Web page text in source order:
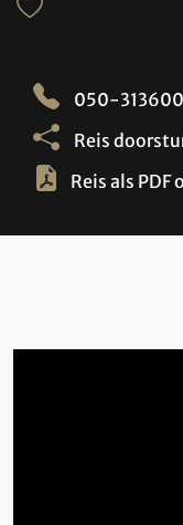
050-
Reis
Reis als PDF